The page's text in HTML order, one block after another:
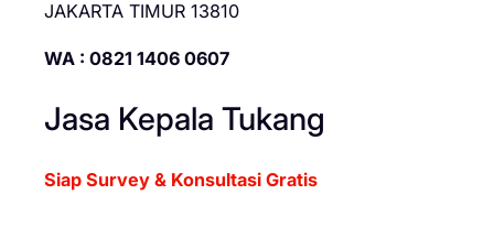
JAKARTA TIMUR 13810
WA : 0821 1406 0607
Jasa Kepala Tukang
Siap Survey & Konsultasi Gratis